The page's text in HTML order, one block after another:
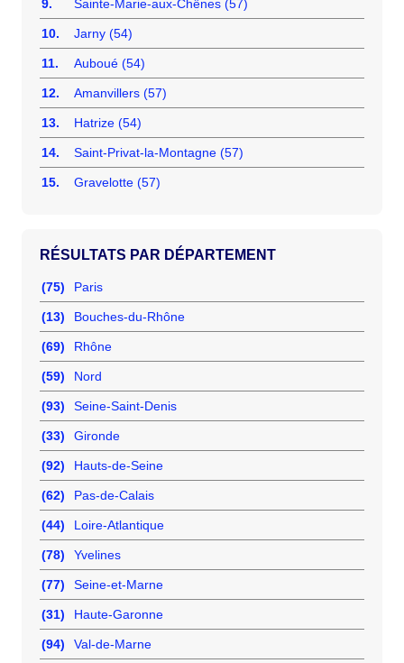
9. Sainte-Marie-aux-Chênes (57)
10. Jarny (54)
11. Auboué (54)
12. Amanvillers (57)
13. Hatrize (54)
14. Saint-Privat-la-Montagne (57)
15. Gravelotte (57)
RÉSULTATS PAR DÉPARTEMENT
(75) Paris
(13) Bouches-du-Rhône
(69) Rhône
(59) Nord
(93) Seine-Saint-Denis
(33) Gironde
(92) Hauts-de-Seine
(62) Pas-de-Calais
(44) Loire-Atlantique
(78) Yvelines
(77) Seine-et-Marne
(31) Haute-Garonne
(94) Val-de-Marne